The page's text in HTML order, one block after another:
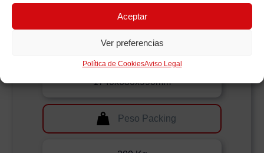
Aceptar
Ver preferencias
Política de CookiesAviso Legal
Medidas Packing
1740x630x990mm
Peso Packing